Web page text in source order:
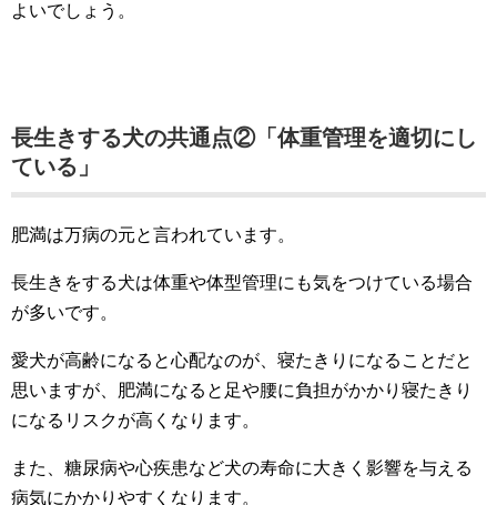
よいでしょう。
長生きする犬の共通点②「体重管理を適切にし
ている」
肥満は万病の元と言われています。
長生きをする犬は体重や体型管理にも気をつけている場合
が多いです。
愛犬が高齢になると心配なのが、寝たきりになることだと
思いますが、肥満になると足や腰に負担がかかり寝たきり
になるリスクが高くなります。
また、糖尿病や心疾患など犬の寿命に大きく影響を与える
病気にかかりやすくなります。